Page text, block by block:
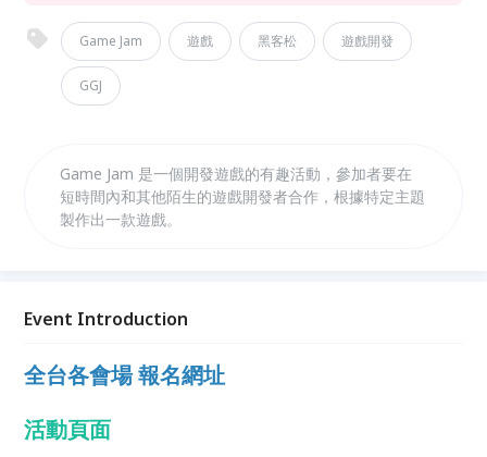
Game Jam 遊戲 黑客松 遊戲開發
GGJ
Game Jam 是一個開發遊戲的有趣活動，參加者要在
短時間內和其他陌生的遊戲開發者合作，根據特定主題
製作出一款遊戲。
Event Introduction
全台各會場 報名網址
活動頁面